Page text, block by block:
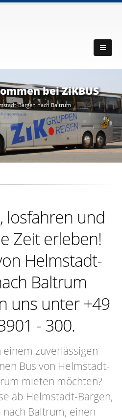
bei ZiKBUS
Bargen nach Baltrum
losfahren und
Zeit erleben!
Helmstadt-
Baltrum
uns unter +49
- 300.
einem zuverlässigen
Bus von Helmstadt-
mieten möchten?
ab Helmstadt-Bargen,
Baltrum, einen